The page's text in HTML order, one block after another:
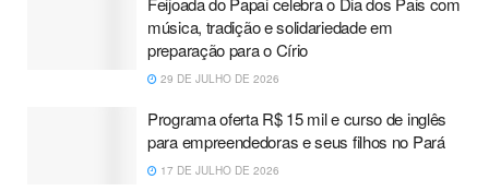
música, tradição e solidariedade em
preparação para o Círio
29 DE JULHO DE 2026
Programa oferta R$ 15 mil e curso de inglês
para empreendedoras e seus filhos no Pará
17 DE JULHO DE 2026